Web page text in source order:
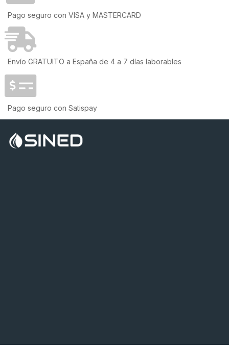
Pago seguro con VISA y MASTERCARD
Envío GRATUITO a España de 4 a 7 días laborables
Pago seguro con Satispay